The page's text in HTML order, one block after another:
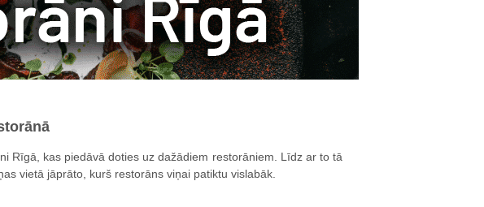
Rīgā, kas piedāvā doties uz dažādiem restorāniem. Līdz ar to tā
vietā jāprāto, kurš restorāns viņai patiktu vislabāk.